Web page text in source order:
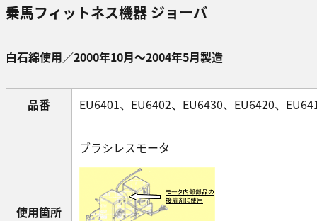
乗馬フィットネス機器 ジョーバ
白石綿使用／2000年10月～2004年5月製造
品番 EU6401、EU6402、EU6430、EU6420、
使用箇所
ブラシレスモータ